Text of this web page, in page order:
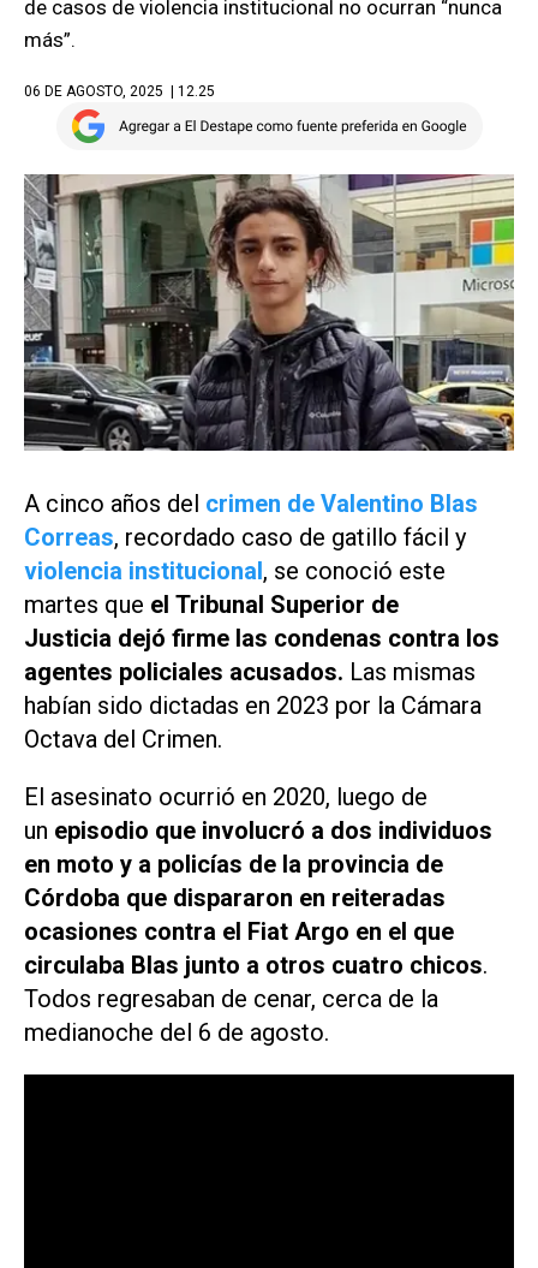
de casos de violencia institucional no ocurran “nunca
más”.
06 DE AGOSTO, 2025 | 12.25
A cinco años del crimen de Valentino Blas
Correas, recordado caso de gatillo fácil y
violencia institucional, se conoció este
martes que el Tribunal Superior de
Justicia dejó firme las condenas contra los
agentes policiales acusados. Las mismas
habían sido dictadas en 2023 por la Cámara
Octava del Crimen.
El asesinato ocurrió en 2020, luego de
un episodio que involucró a dos individuos
en moto y a policías de la provincia de
Córdoba que dispararon en reiteradas
ocasiones contra el Fiat Argo en el que
circulaba Blas junto a otros cuatro chicos.
Todos regresaban de cenar, cerca de la
medianoche del 6 de agosto.